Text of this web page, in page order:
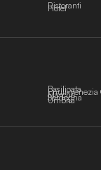
Ristoranti
Hotel
Basilicata
Friuli-Venezia
Marche
Sardegna
Umbria